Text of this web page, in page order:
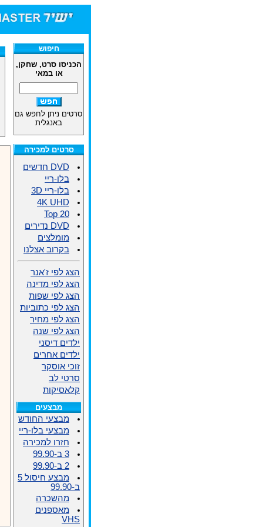
חיפוש
הכניסו סרט, שחקן,
או במאי
סרטים ניתן לחפש גם
באנגלית
סרטים למכירה
DVD חדשים
בלו-ריי
בלו-ריי 3D
4K UHD
Top 20
DVD נדירים
מומלצים
בקרוב אצלנו
הצג לפי ז'אנר
הצג לפי מדינה
הצג לפי שפות
הצג לפי כתוביות
הצג לפי מחיר
הצג לפי שנה
ילדים דיסני
ילדים אחרים
זוכי אוסקר
סרטי לב
קלאסיקות
מבצעים
מבצעי החודש
מבצעי בלו-ריי
חזרו למכירה
3 ב-99.90
2 ב-99.90
מבצע חיסול 5
ב-99.90
מהשכרה
מאספנים
VHS